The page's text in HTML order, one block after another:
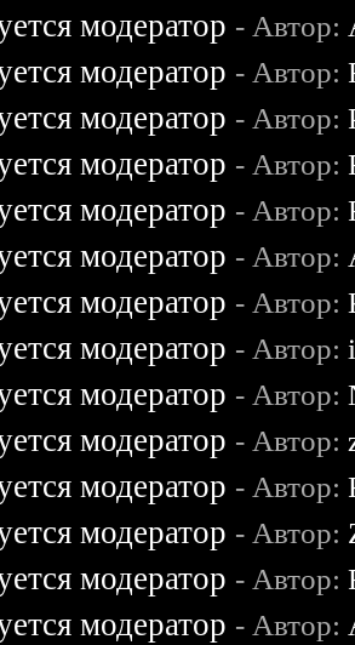
модератор - Автор:
модератор - Автор:
модератор - Автор:
модератор - Автор:
модератор - Автор:
модератор - Автор:
модератор - Автор:
модератор - Автор:
модератор - Автор:
модератор - Автор:
модератор - Автор:
модератор - Автор:
модератор - Автор:
модератор - Автор: